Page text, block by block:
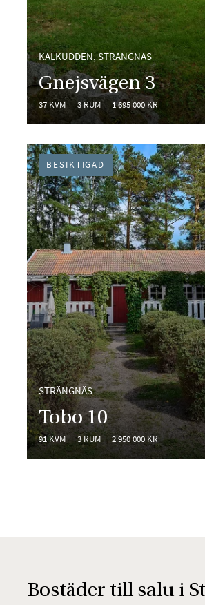
KALKUDDEN, STRÄNGNÄS
Gnejsvägen 3
37 KVM 3 RUM 1 695 000 KR
STRÄNGNÄS
Tobo 10
91 KVM 3 RUM 2 950 000 KR
BESIKTIGAD
Bostäder till salu i